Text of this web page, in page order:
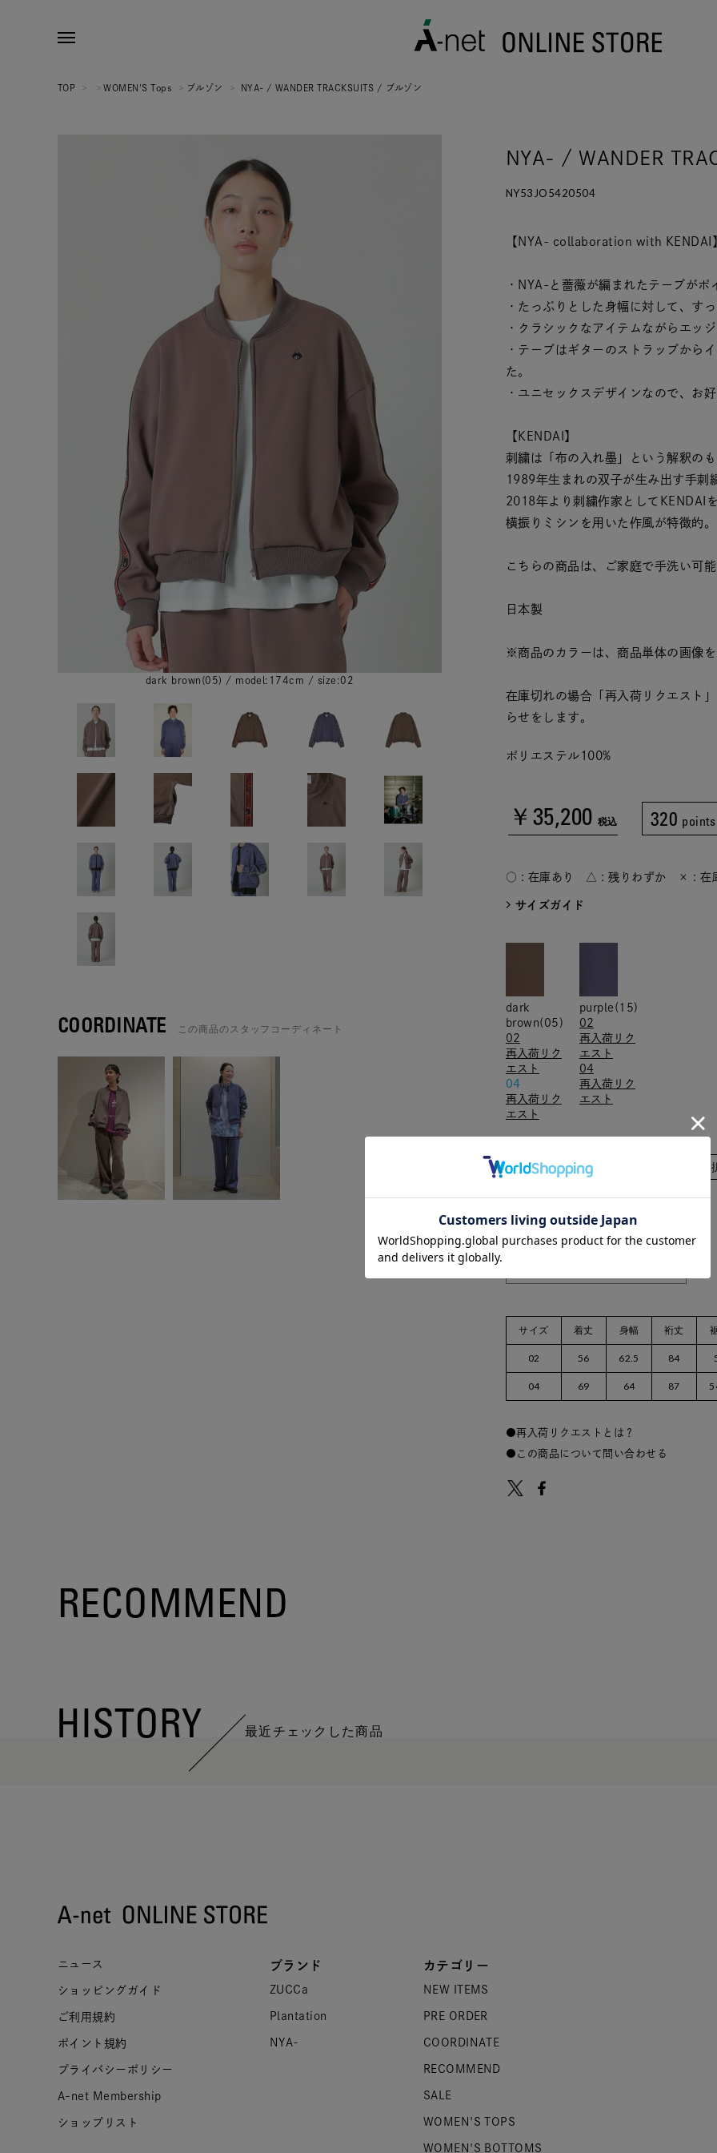
TOP > > WOMEN'S Tops > ブルゾン > NYA- / WANDER TRACKSUITS / ブルゾン
dark brown(05) / model:174cm / size:02
COORDINATE この商品のスタッフコーディネート
NYA- / WANDER
NY53JO5420504
【NYA- collaboration with KENDAI
・NYA-と薔薇が編まれたテープがポ
・たっぷりとした身幅に対して、す
・クラシックなアイテムながらエッ
・テープはギターのストラップから
た。
・ユニセックスデザインなので、お
【KENDAI】
刺繍は「布の入れ墨」という解釈の
1989年生まれの双子が生み出す手刺
2018年より刺繍作家としてKENDAI
横振りミシンを用いた作風が特徴的。
こちらの商品は、ご家庭で手洗い可
日本製
※商品のカラーは、商品単体の画像
在庫切れの場合「再入荷リクエスト
らせをします。
ポリエステル100%
￥35,200 税込 320 points
○ : 在庫あり △ : 残りわずか × : 在
サイズガイド
dark
brown(05)
02
再入荷リク
エスト
04
再入荷リク
エスト
purple(15)
02
再入荷リク
エスト
04
再入荷リク
エスト
カラー/サイズ
数量：
サイズ 着丈 身幅 裄丈
02 56 62.5 84
04 69 64 87
再入荷リクエストとは？
この商品について問い合わせる
RECOMMEND
HISTORY 最近チェックした商品
ニュース
ショッピングガイド
ご利用規約
ポイント規約
プライバシーポリシー
A-net Membership
ショップリスト
ブランド
ZUCCa
Plantation
NYA-
カテゴリー
NEW ITEMS
PRE ORDER
COORDINATE
RECOMMEND
SALE
WOMEN'S TOPS
WOMEN'S BOTTOMS